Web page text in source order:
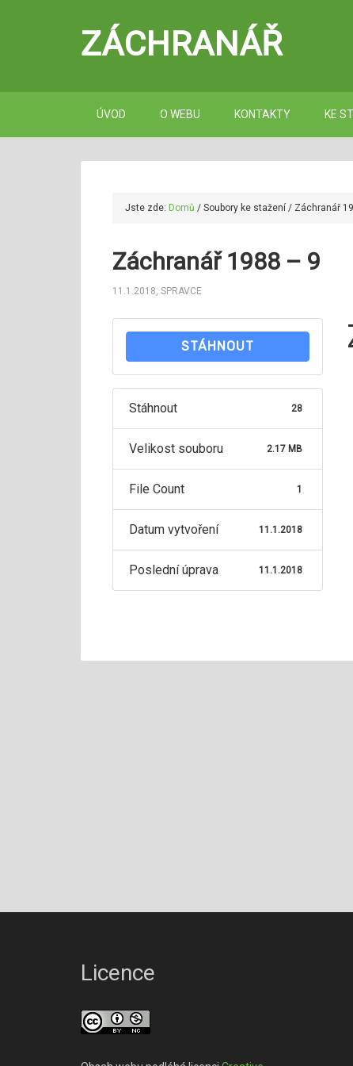
ZÁCHRANÁŘ
ÚVOD O WEBU KONTAKTY KE
Jste zde: Domů / Soubory ke stažení / Záchranář
Záchranář 1988 – 9
11.1.2018, SPRAVCE
STÁHNOUT
Stáhnout 28
Velikost souboru 2.17 MB
File Count 1
Datum vytvoření 11.1.2018
Poslední úprava 11.1.2018
Licence